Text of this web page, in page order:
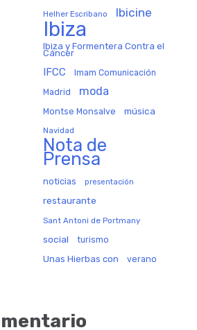
Helher Escribano Ibicine
Ibiza
Ibiza y Formentera Contra el
Cáncer
IFCC Imam Comunicación
Madrid moda
Montse Monsalve música
Navidad
Nota de
Prensa
noticias presentación
restaurante
Sant Antoni de Portmany
social turismo
Unas Hierbas con verano